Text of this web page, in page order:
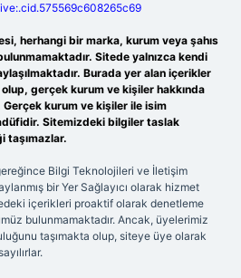
herhangi bir marka, kurum veya şahıs
Sitede yalnızca kendi
Burada yer alan içerikler
gerçek kurum ve kişiler hakkında
Gerçek kurum ve kişiler ile isim
Sitemizdeki bilgiler taslak
taşımazlar.
Bilgi Teknolojileri ve İletişim
bir Yer Sağlayıcı olarak hizmet
içerikleri proaktif olarak denetleme
bulunmamaktadır. Ancak, üyelerimiz
taşımakta olup, siteye üye olarak